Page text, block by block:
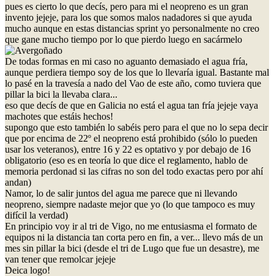
pues es cierto lo que decís, pero para mi el neopreno es un gran
invento jejeje, para los que somos malos nadadores si que ayuda
mucho aunque en estas distancias sprint yo personalmente no creo
que gane mucho tiempo por lo que pierdo luego en sacármelo
De todas formas en mi caso no aguanto demasiado el agua fría,
aunque perdiera tiempo soy de los que lo llevaría igual. Bastante mal
lo pasé en la travesía a nado del Vao de este año, como tuviera que
pillar la bici la llevaba clara...
eso que decís de que en Galicia no está el agua tan fría jejeje vaya
machotes que estáis hechos!
supongo que esto también lo sabéis pero para el que no lo sepa decir
que por encima de 22º el neopreno está prohibido (sólo lo pueden
usar los veteranos), entre 16 y 22 es optativo y por debajo de 16
obligatorio (eso es en teoría lo que dice el reglamento, hablo de
memoria perdonad si las cifras no son del todo exactas pero por ahí
andan)
Namor, lo de salir juntos del agua me parece que ni llevando
neopreno, siempre nadaste mejor que yo (lo que tampoco es muy
difícil la verdad)
En principio voy ir al tri de Vigo, no me entusiasma el formato de
equipos ni la distancia tan corta pero en fin, a ver... llevo más de un
mes sin pillar la bici (desde el tri de Lugo que fue un desastre), me
van tener que remolcar jejeje
Deica logo!